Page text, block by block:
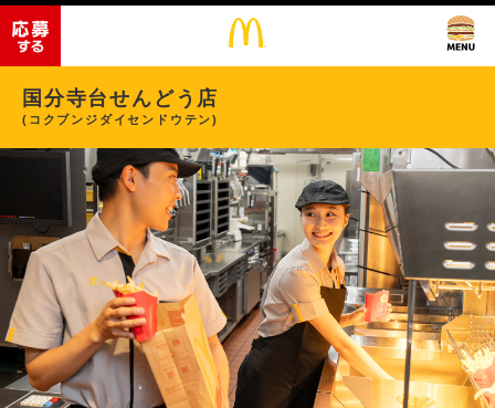
国分寺台せんどう店
(コクブンジダイセンドウテン)